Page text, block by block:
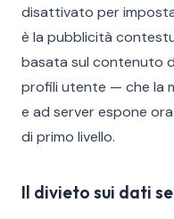
disattivato per
è la pubblicità
basata sul contenuto
profili utente — che la
e ad server espone
di primo livello.
Il divieto sui dati